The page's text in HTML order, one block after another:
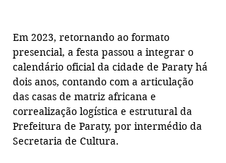
Em 2023, retornando ao formato
presencial, a festa passou a integrar o
calendário oficial da cidade de Paraty há
dois anos, contando com a articulação
das casas de matriz africana e
correalização logística e estrutural da
Prefeitura de Paraty, por intermédio da
Secretaria de Cultura.